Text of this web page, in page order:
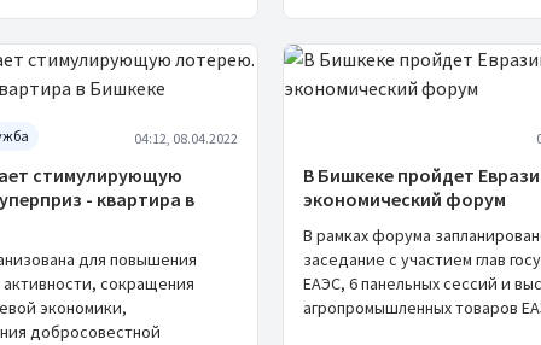
04:12, 08.04.2022
стимулирующую
- квартира в
для повышения
сокращения
экономики,
добросовестной
В Бишкеке пройдет
экономический форум
В рамках форума
заседание с участием глав
ЕАЭС, 6 панельных сессий и
агропромышленных товаров